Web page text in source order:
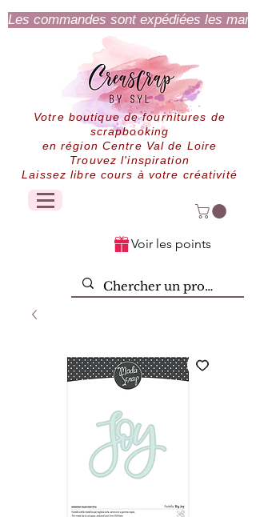
Les commandes sont expédiées les
Votre boutique de fournitures de
scrapbooking
en région Centre Val de Loire
Trouvez l'inspiration
Laissez libre cours à votre créativité
Voir les points